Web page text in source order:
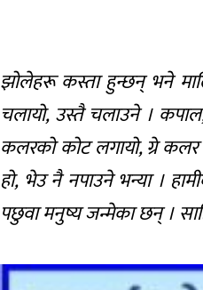
झोलेहरू कस्ता हुन्छन् भने
चलायो, उस्तै चलाउने ।
कलरको कोट लगायो, ग्रे
हो, भेउ नै नपाउने भन्या ।
पछुवा मनुष्य जन्मेका छन् ।